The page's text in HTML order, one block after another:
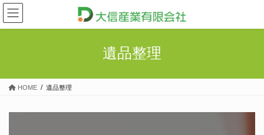
コ
ン
テ
ス
ナ
ビ
ゲ
ン
遺品整理
HOME 遺品整理